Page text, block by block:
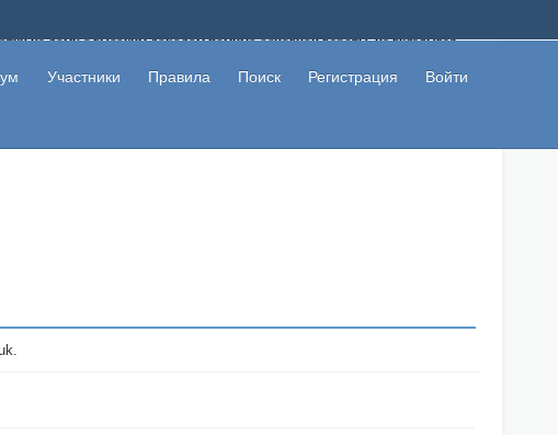
на дому с высоким доходом помимо основной работы, не вкладывая
пользователи не попались на развод. Вы сможете начать зарабатывать
и первая прибыль не заставит себя долго ждать.
Участники Правила Поиск Регистрация Войти